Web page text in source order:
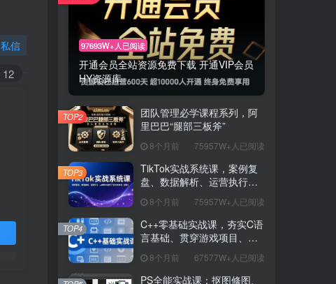
私信
12
97693W+人已阅读
开通会员全站资源免费下载 开通VIP会员
HY资源库
团队管理必学课程系列，阿
里巴巴“腿部三板斧”
8个月前 75957W+人已阅读
TOP2
TikTok实战系统课，案例复
盘、数据解析、运营执行，
（更新）
8个月前 75957W+人已阅读
TOP3
C++零基础实战课，夯实C语
言基础、贯穿游戏项目、掌
薪15K+岗位
8个月前 67577W+人已阅读
TOP4
PS全能实战课：抠图修图、